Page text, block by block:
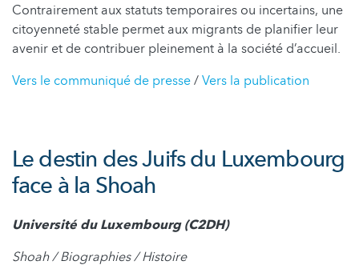
Contrairement aux statuts temporaires ou incertains, une
citoyenneté stable permet aux migrants de planifier leur
avenir et de contribuer pleinement à la société d’accueil.
Vers le communiqué de presse/Vers la publication
Le destin des Juifs du Luxembourg
face à la Shoah
Université du Luxembourg (C2DH)
Shoah / Biographies / Histoire